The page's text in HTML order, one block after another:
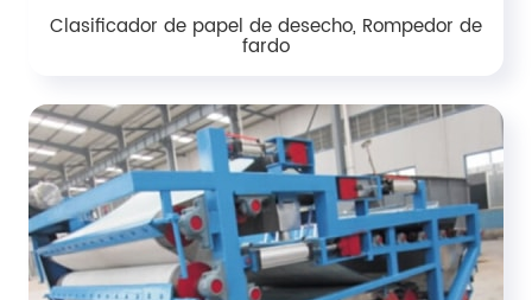
Clasificador de papel de desecho, Rompedor de
fardo